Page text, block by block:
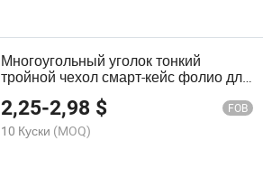
Многоугольный уголок тонкий
тройной чехол смарт-кейс фолио для
Xiaomi Mi Pad 5/Mipad 5 PRO 11
дюймов 5g 2021
2,25-2,98 $ FOB
10 Куски (MOQ)